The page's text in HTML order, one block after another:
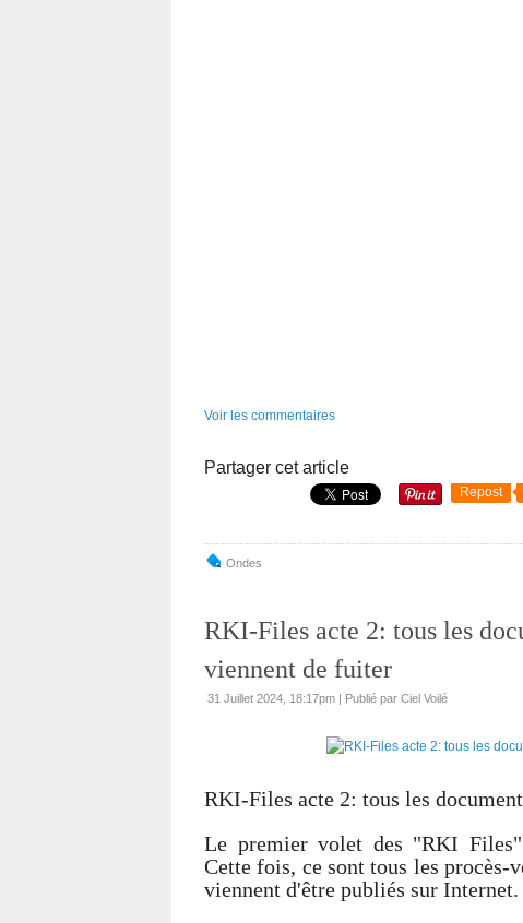
Voir les commentaires
Partager cet article
Repost
Ondes
RKI-Files acte 2: tous les
viennent de fuiter
31 Juillet 2024, 18:17pm | Publié par Ciel Voilé
RKI-Files acte 2: tous les
Le premier volet des "RKI
Cette fois, ce sont tous les procès-
viennent d'être publiés sur Internet.